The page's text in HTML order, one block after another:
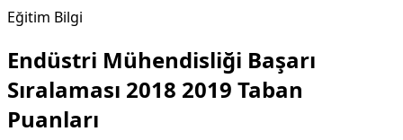
Eğitim Bilgi
Endüstri Mühendisliği Başarı
Sıralaması 2018 2019 Taban
Puanları